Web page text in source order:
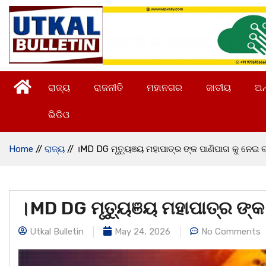
ରାଜ୍ୟ ରାଜନୀତି ମହାନଗର ଜାତୀୟ
ଭିଡିଓ
Home // ରାଜ୍ୟ // ।MD DG ମୃତ୍ୟୁଞୟ ମହାପାତ୍ର ଙ୍କ ପାଣିପାଗ କୁ ନେଇ
।MD DG ମୃତ୍ୟୁଞୟ ମହାପାତ୍ର
Utkal Bulletin May 24, 2026 No Comments